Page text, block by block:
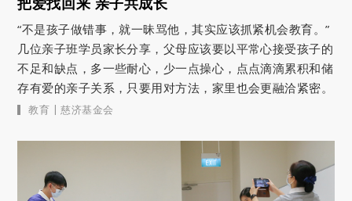
“不是孩子做错事，就一昧骂他，其实应该抓紧机会教育。”
几位亲子班学员家长分享，父母应该要以平常心接受孩子的
不足和缺点，多一些耐心，少一点操心，点点滴滴累积和储
存有爱的亲子关系，只要用对方法，家里也会更融洽紧密。
教育 | 慈济基金会